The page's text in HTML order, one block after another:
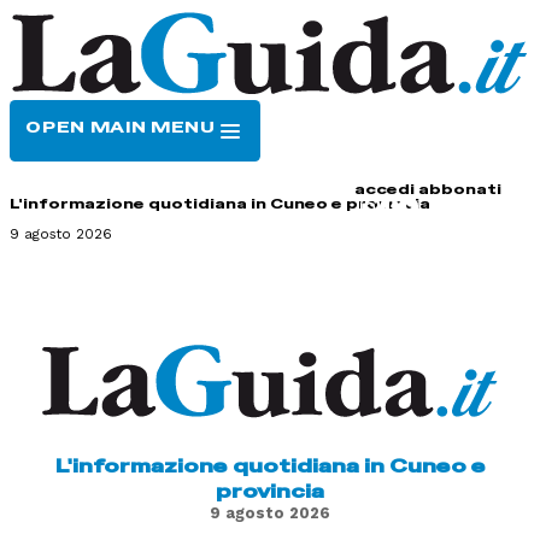
OPEN MAIN MENU
accedi abbonati
L'informazione quotidiana in Cuneo e provincia
9 agosto 2026
L'informazione quotidiana in Cuneo e
provincia
9 agosto 2026